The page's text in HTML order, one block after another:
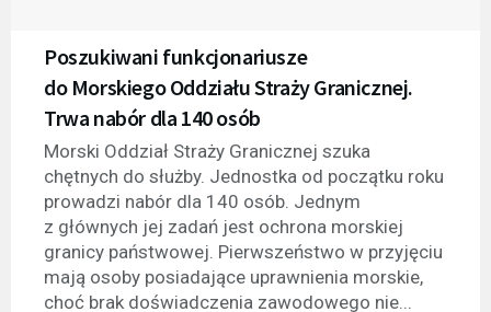
Poszukiwani funkcjonariusze
do Morskiego Oddziału Straży Granicznej.
Trwa nabór dla 140 osób
Morski Oddział Straży Granicznej szuka
chętnych do służby. Jednostka od początku roku
prowadzi nabór dla 140 osób. Jednym
z głównych jej zadań jest ochrona morskiej
granicy państwowej. Pierwszeństwo w przyjęciu
mają osoby posiadające uprawnienia morskie,
choć brak doświadczenia zawodowego nie...